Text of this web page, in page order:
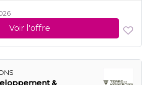
Voir l'offre
&